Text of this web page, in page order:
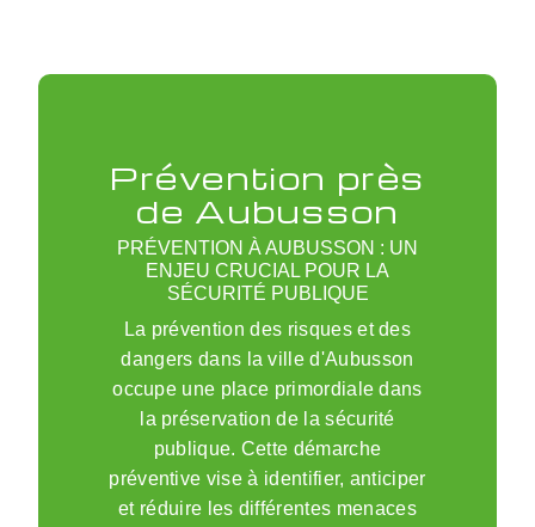
Prévention près
de Aubusson
PRÉVENTION À AUBUSSON : UN
ENJEU CRUCIAL POUR LA
SÉCURITÉ PUBLIQUE
La prévention des risques et des
dangers dans la ville d'Aubusson
occupe une place primordiale dans
la préservation de la sécurité
publique. Cette démarche
préventive vise à identifier, anticiper
et réduire les différentes menaces